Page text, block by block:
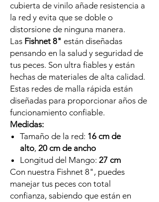
cubierta de vinilo añade resistencia a
la red y evita que se doble o
distorsione de ninguna manera.
Las Fishnet 8" están diseñadas
pensando en la salud y seguridad de
tus peces. Son ultra fiables y están
hechas de materiales de alta calidad.
Estas redes de malla rápida están
diseñadas para proporcionar años de
funcionamiento confiable.
Medidas:
Tamaño de la red: 16 cm de
alto, 20 cm de ancho
Longitud del Mango: 27 cm
Con nuestra Fishnet 8", puedes
manejar tus peces con total
confianza, sabiendo que están en